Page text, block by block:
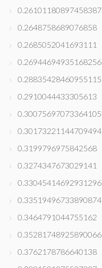
0.26101180897458387
0.2648758689076858
0.2685052041693111
0.26944694935168256
0.28835428460955115
0.2910044433305613
0.30075697073364105
0.30173221144709494
0.3199796975842568
0.3274347673029141
0.33045414692931296
0.33519496733890874
0.3464791044755162
0.35281748925890066
0.3762178786640138